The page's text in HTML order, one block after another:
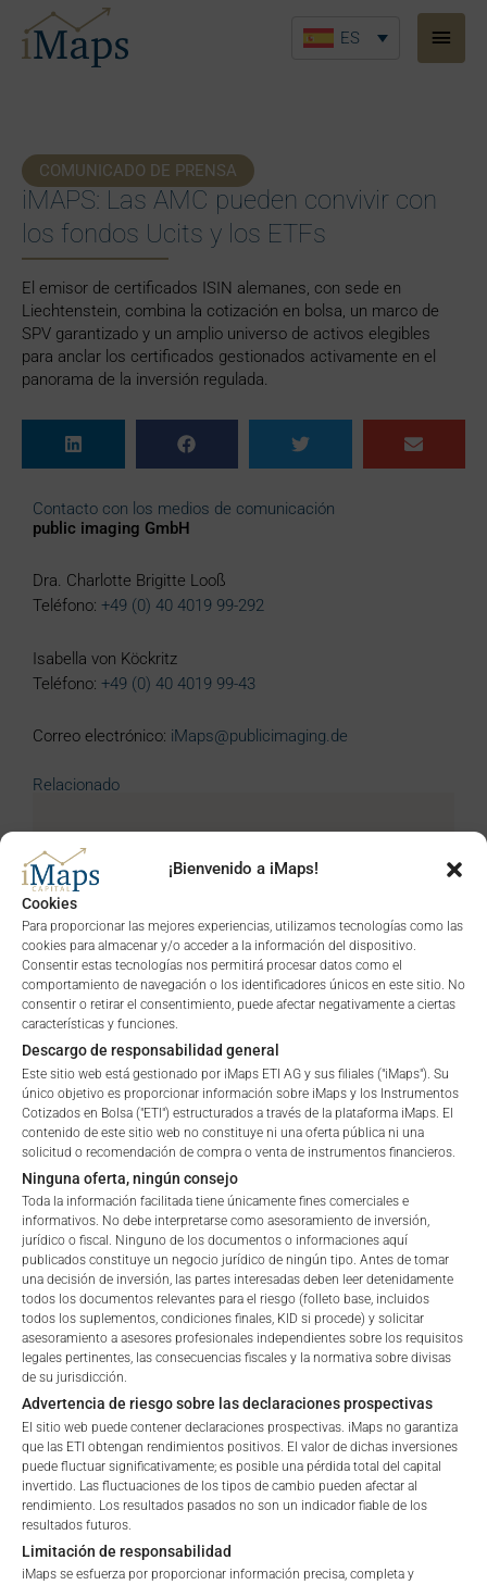
¡Bienvenido a iMaps!
Cookies
Para proporcionar las mejores experiencias, utilizamos tecnologías como las
cookies para almacenar y/o acceder a la información del dispositivo.
Consentir estas tecnologías nos permitirá procesar datos como el
comportamiento de navegación o los identificadores únicos en este sitio. No
consentir o retirar el consentimiento, puede afectar negativamente a ciertas
características y funciones.
Descargo de responsabilidad general
Este sitio web está gestionado por iMaps ETI AG y sus filiales ("iMaps"). Su
único objetivo es proporcionar información sobre iMaps y los Instrumentos
Cotizados en Bolsa ("ETI") estructurados a través de la plataforma iMaps. El
contenido de este sitio web no constituye ni una oferta pública ni una
solicitud o recomendación de compra o venta de instrumentos financieros.
Ninguna oferta, ningún consejo
Toda la información facilitada tiene únicamente fines comerciales e
informativos. No debe interpretarse como asesoramiento de inversión,
jurídico o fiscal. Ninguno de los documentos o informaciones aquí
publicados constituye un negocio jurídico de ningún tipo. Antes de tomar
una decisión de inversión, las partes interesadas deben leer detenidamente
todos los documentos relevantes para el riesgo (folleto base, incluidos
todos los suplementos, condiciones finales, KID si procede) y solicitar
asesoramiento a asesores profesionales independientes sobre los requisitos
legales pertinentes, las consecuencias fiscales y la normativa sobre divisas
de su jurisdicción.
Advertencia de riesgo sobre las declaraciones prospectivas
El sitio web puede contener declaraciones prospectivas. iMaps no garantiza
que las ETI obtengan rendimientos positivos. El valor de dichas inversiones
puede fluctuar significativamente; es posible una pérdida total del capital
invertido. Las fluctuaciones de los tipos de cambio pueden afectar al
rendimiento. Los resultados pasados no son un indicador fiable de los
resultados futuros.
Limitación de responsabilidad
iMaps se esfuerza por proporcionar información precisa, completa y
contenido
ES
COMUNICADO DE PRENSA
iMAPS: Las AMC pueden convivir con
los fondos Ucits y los ETFs
El emisor de certificados ISIN alemanes, con sede en
Liechtenstein, combina la cotización en bolsa, un marco de
SPV garantizado y un amplio universo de activos elegibles
para anclar los certificados gestionados activamente en el
panorama de la inversión regulada.
Contacto con los medios de comunicación
public imaging GmbH
Dra. Charlotte Brigitte Looß
Teléfono: +49 (0) 40 4019 99-292
Isabella von Köckritz
Teléfono: +49 (0) 40 4019 99-43
Correo electrónico: iMaps@publicimaging.de
Relacionado
Innovación en el mercado: planes de ahorro para
cripto ETP de gestión activa de iMaps ETI y
comdirect
Gracias a la cooperación entre iMaps ETI y comdirect, los
inversores privados pueden crear por primera vez planes de
ahorro para productos cripto-negociados (ETP) innovadores y
gestionados activamente.
Efectos de la actual crisis bancaria en el comercio
de certificados
Administración de iMaps ETI AG, comenta el impacto de la
actual crisis bancaria en el comercio de certificados.
El primer certificado de gestor de activos
cotizados en bolsa basado en una estrategia de
negociación de criptodivisas inicia con éxito sus
operaciones
iMaps ETI AG, el emisor de certificados de marca blanca con
sede en Liechtenstein, ha lanzado un nuevo producto
estructurado: el Crypto Alpha Strategy ETI